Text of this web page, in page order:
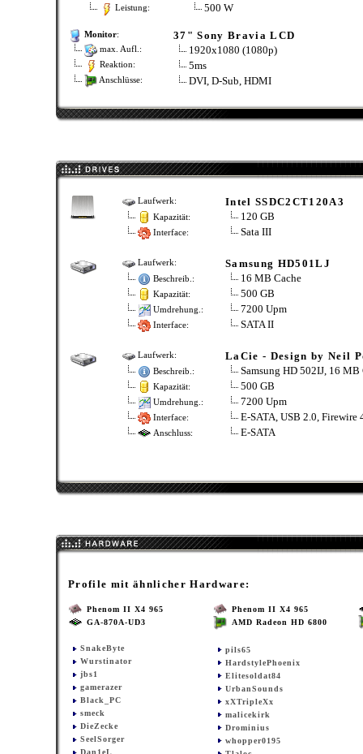
Leistung: 500 W
Monitor: 37" Sony Bravia LCD
max. Aufl.: 1920x1080 (1080p)
Reaktion: 5ms
Anschlüsse: DVI, D-Sub, HDMI
Laufwerk: Intel SSDC2CT120A3
Kapazität: 120 GB
Interface: Sata III
Laufwerk: Samsung HD501LJ
Beschreib.: 16 MB Cache
Kapazität: 500 GB
Umdrehung.: 7200 Upm
Interface: SATA II
Laufwerk: LaCie - Design by Neil
Beschreib.: Samsung HD 502IJ, 16 MB
Kapazität: 500 GB
Umdrehung.: 7200 Upm
Interface: E-SATA, USB 2.0, Firewire
Anschluss: E-SATA
Profile mit ähnlicher Hardware:
Phenom II X4 965
GA-870A-UD3
SnakeByte
Wurstinator
jbs1
gamerazer
Black_PC
smeck
DieZecke
SeelSorger
Dan1eL
Phenom II X4 965
AMD Radeon HD 6800
pils65
HardstylePhoenix
Elitesoldat84
UrbanSounds
xXTripleXx
malicekirk
Drominius
whopper0195